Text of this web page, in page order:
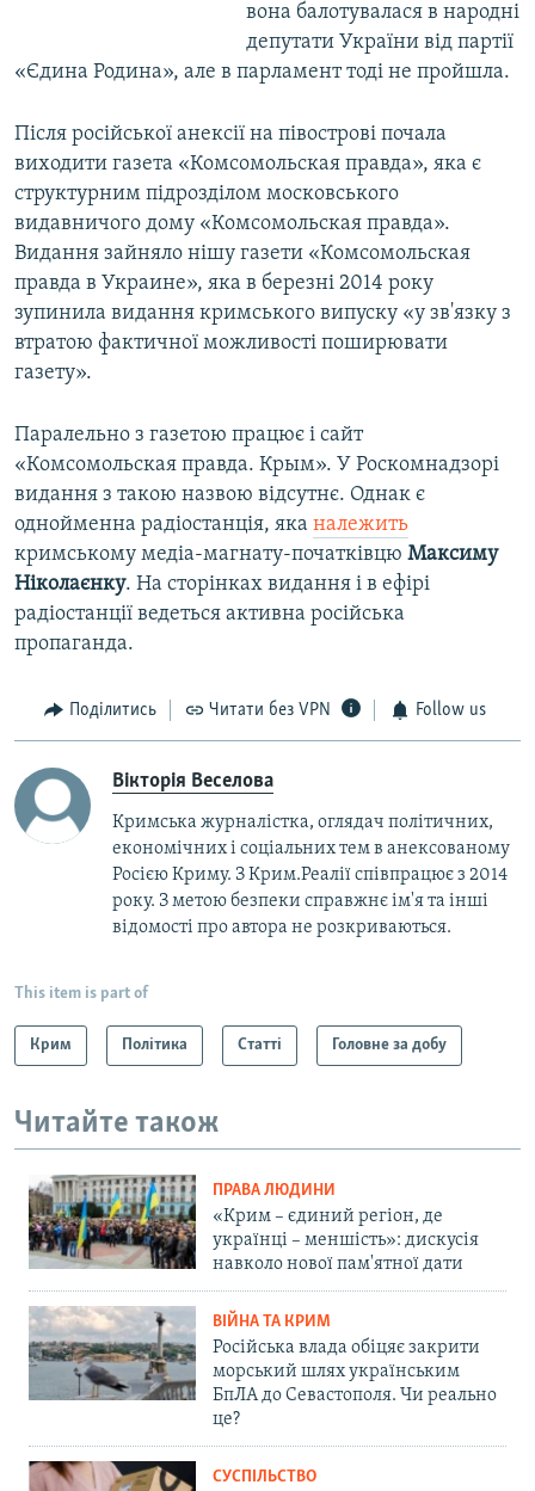
вона балотувалася в народні
депутати України від партії
«Єдина Родина», але в парламент тоді не пройшла.
Після російської анексії на півострові почала
виходити газета «Комсомольская правда», яка є
структурним підрозділом московського
видавничого дому «Комсомольская правда».
Видання зайняло нішу газети «Комсомольская
правда в Украине», яка в березні 2014 року
зупинила видання кримського випуску «у зв'язку з
втратою фактичної можливості поширювати
газету».
Паралельно з газетою працює і сайт
«Комсомольская правда. Крым». У Роскомнадзорі
видання з такою назвою відсутнє. Однак є
однойменна радіостанція, яка належить
кримському медіа-магнату-початківцю Максиму
Ніколаєнку. На сторінках видання і в ефірі
радіостанції ведеться активна російська
пропаганда.
Поділитись Читати без VPN Follow us
Вікторія Веселова
Кримська журналістка, оглядач політичних,
економічних і соціальних тем в анексованому
Росією Криму. З Крим.Реалії співпрацює з 2014
року. З метою безпеки справжнє ім'я та інші
відомості про автора не розкриваються.
This item is part of
Крим Політика Статті Головне за добу
Читайте також
ПРАВА ЛЮДИНИ
«Крим – єдиний регіон, де
українці – меншість»: дискусія
навколо нової пам'ятної дати
ВІЙНА ТА КРИМ
Російська влада обіцяє закрити
морський шлях українським
БпЛА до Севастополя. Чи реально
це?
СУСПІЛЬСТВО